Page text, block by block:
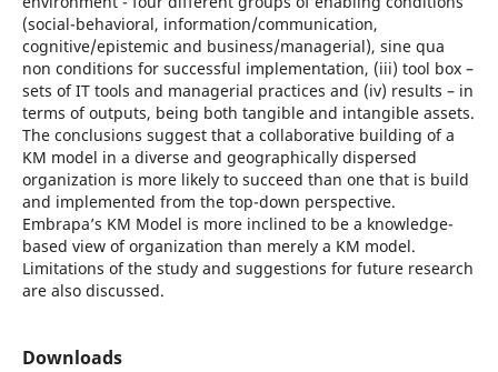
(social-behavioral, information/communication,
cognitive/epistemic and business/managerial), sine qua
non conditions for successful implementation, (iii) tool box –
sets of IT tools and managerial practices and (iv) results – in
terms of outputs, being both tangible and intangible assets.
The conclusions suggest that a collaborative building of a
KM model in a diverse and geographically dispersed
organization is more likely to succeed than one that is build
and implemented from the top-down perspective.
Embrapa’s KM Model is more inclined to be a knowledge-
based view of organization than merely a KM model.
Limitations of the study and suggestions for future research
are also discussed.
Downloads